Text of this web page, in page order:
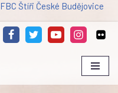
FBC Štíři České Budějovice